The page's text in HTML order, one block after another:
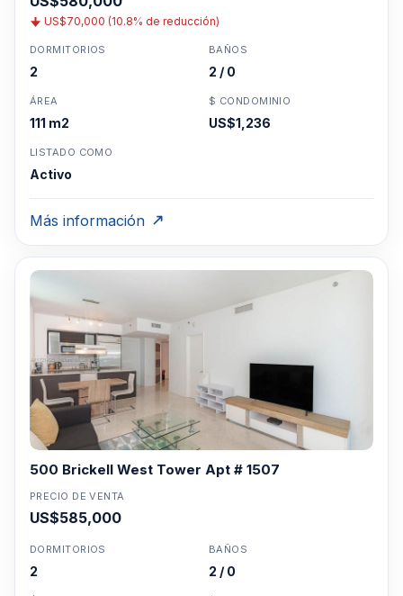
US$70,000 (10.8% de reducción)
DORMITORIOS
2
BAÑOS
2 / 0
ÁREA
111 m2
$ CONDOMINIO
US$1,236
LISTADO COMO
Activo
Más información
500 Brickell West Tower Apt # 1507
PRECIO DE VENTA
US$585,000
DORMITORIOS
2
BAÑOS
2 / 0